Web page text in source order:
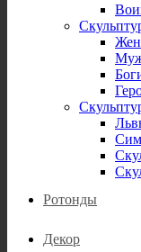
Ротонды
Декор